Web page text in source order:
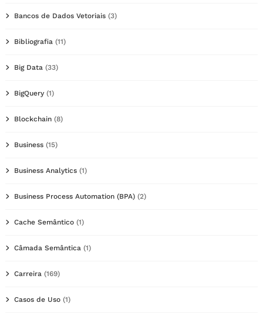
Bancos de Dados Vetoriais (3)
Bibliografia (11)
Big Data (33)
BigQuery (1)
Blockchain (8)
Business (15)
Business Analytics (1)
Business Process Automation (BPA) (2)
Cache Semântico (1)
Câmada Semântica (1)
Carreira (169)
Casos de Uso (1)